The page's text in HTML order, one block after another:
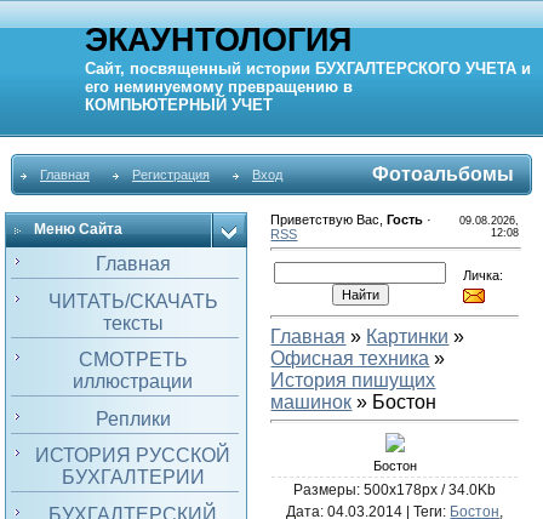
ЭКАУНТОЛОГИЯ
Сайт, посвященный истории БУХГАЛТЕРСКОГО УЧЕТА и
его неминуемому превращению в
КОМПЬЮТЕРНЫЙ УЧЕТ
Главная Регистрация Вход Фотоальбомы
Меню Сайта
Главная
ЧИТАТЬ/СКАЧАТЬ
тексты
СМОТРЕТЬ
иллюстрации
Реплики
ИСТОРИЯ РУССКОЙ
БУХГАЛТЕРИИ
БУХГАЛТЕРСКИЙ
Приветствую Вас ,Гость ·
RSS
09.08.2026,
12:08
Личка:
Главная » Картинки »
Офисная техника »
История пишущих
машинок » Бостон
Бостон
Размеры: 500x178px / 34.0Kb
Дата: 04.03.2014 |Теги: Бостон,